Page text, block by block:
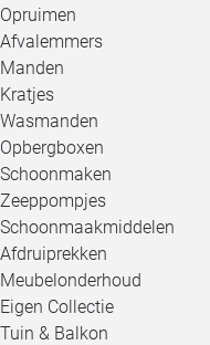
Opruimen
Afvalemmers
Manden
Kratjes
Wasmanden
Opbergboxen
Schoonmaken
Zeeppompjes
Schoonmaakmiddelen
Afdruiprekken
Meubelonderhoud
Eigen Collectie
Tuin & Balkon